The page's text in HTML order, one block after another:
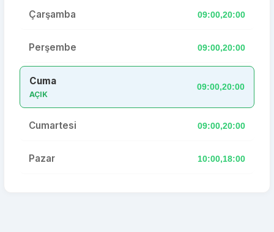
Çarşamba 09:00,20:00
Perşembe 09:00,20:00
Cuma
AÇIK
09:00,20:00
Cumartesi 09:00,20:00
Pazar 10:00,18:00